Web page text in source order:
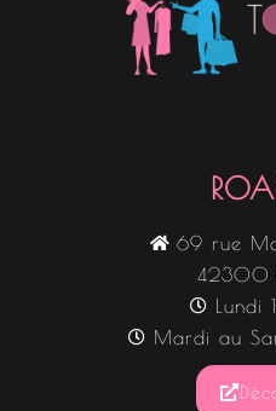
69 rue
42300
Lundi
Mardi au